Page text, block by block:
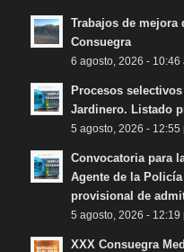
Trabajos de mejora
Consuegra
6 agosto, 2026 - 10:46
Procesos
Jardinero. Listado
5 agosto, 2026 - 12:55
Convocatoria para
Agente de la
provisional de
5 agosto, 2026 - 12:19
XXX Consuegra